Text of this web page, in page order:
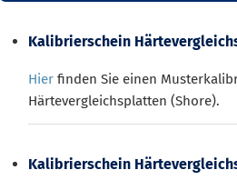
Kalibrierschein
Hier finden Sie einen
Härtevergleichsplatten (Shore).
Kalibrierschein